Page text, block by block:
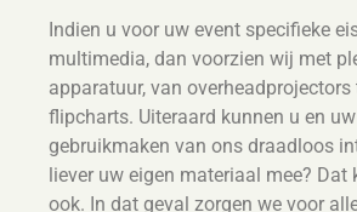
Indien u voor uw event specifieke
multimedia, dan voorzien wij met
apparatuur, van
flipcharts. Uiteraard kunnen u en
gebruikmaken van ons draadloos
liever uw eigen materiaal mee? Dat
ook. In dat geval zorgen we voor